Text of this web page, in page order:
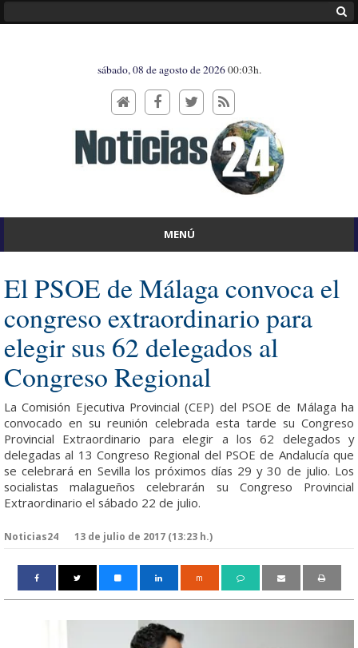
sábado, 08 de agosto de 202600:03h.
MENÚ
El PSOE de Málaga convoca el
congreso extraordinario para
elegir sus 62 delegados al
Congreso Regional
La Comisión Ejecutiva Provincial (CEP) del PSOE de Málaga ha
convocado en su reunión celebrada esta tarde su Congreso
Provincial Extraordinario para elegir a los 62 delegados y
delegadas al 13 Congreso Regional del PSOE de Andalucía que
se celebrará en Sevilla los próximos días 29 y 30 de julio. Los
socialistas malagueños celebrarán su Congreso Provincial
Extraordinario el sábado 22 de julio.
Noticias24 13 de julio de 2017 (13:23 h.)
m